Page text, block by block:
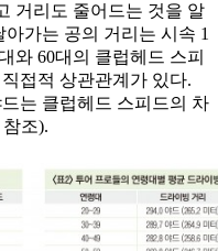
거리도 줄어드는 것을 알
가는 공의 거리는 시속 1
와 60대의 클럽헤드 스피
접적 상관관계가 있다.
는 클럽헤드 스피드의 차
조).